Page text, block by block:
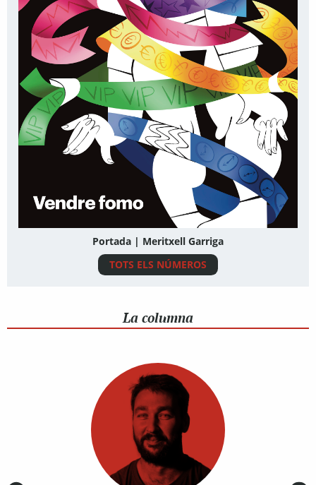
Portada | Meritxell Garriga
TOTS ELS NÚMEROS
La columna